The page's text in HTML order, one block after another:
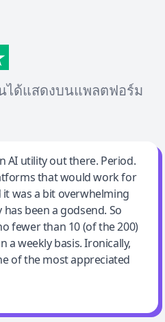
ได้แสดงบนแพลตฟอร์ม
utility
AI utility out there. Period.
that would work for
it was a bit overwhelming
has been a godsend. So
fewer than 10 (of the 200)
a weekly basis. Ironically,
of the most appreciated